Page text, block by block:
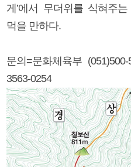
게’에서 무더위를 식혀주
먹을 만하다.
문의=문화체육부
3563-0254